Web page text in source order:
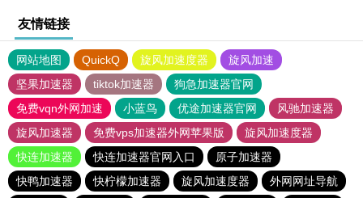
友情链接
网站地图 QuickQ 旋风加速度器
旋风加速
坚果加速器
tiktok加速器
狗急加速器官网
免费vqn外网加速
小蓝鸟 优途加速器官网
风驰加速器
旋风加速器
免费vps加速器外网苹果版
旋风加速度器
快连加速器
快连加速器官网入口
原子加速器
快鸭加速器
快柠檬加速器 旋风加速度器
外网网址导航